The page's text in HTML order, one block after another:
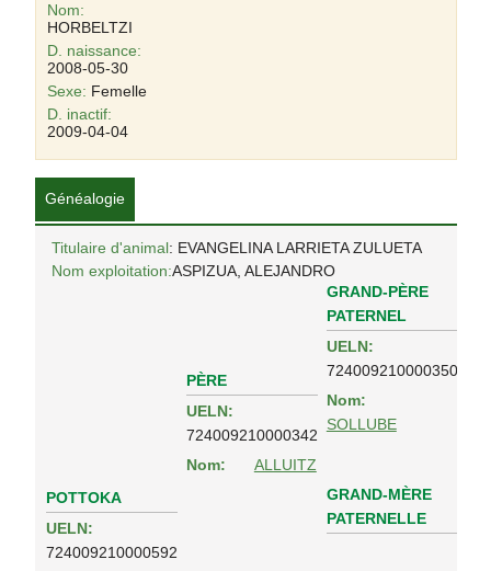
Nom:
HORBELTZI
D. naissance:
2008-05-30
Sexe: Femelle
D. inactif:
2009-04-04
Généalogie
Titulaire d'animal: EVANGELINA LARRIETA ZULUETA
Nom exploitation:ASPIZUA, ALEJANDRO
POTTOKA
UELN:
724009210000592
PÈRE
UELN:
724009210000342
Nom:
ALLUITZ
GRAND-PÈRE
PATERNEL
UELN:
724009210000350
Nom:
SOLLUBE
GRAND-MÈRE
PATERNELLE